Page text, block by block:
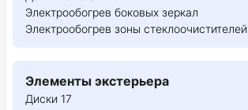
Электрообогрев боковых зеркал
Электрообогрев зоны стеклоочистителей
Элементы экстерьера
Диски 17